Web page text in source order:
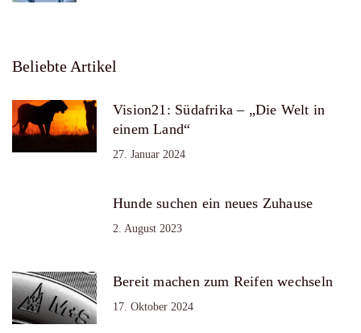
Beliebte Artikel
Vision21: Südafrika – „Die Welt in
einem Land“
27. Januar 2024
Hunde suchen ein neues Zuhause
2. August 2023
Bereit machen zum Reifen wechseln
17. Oktober 2024